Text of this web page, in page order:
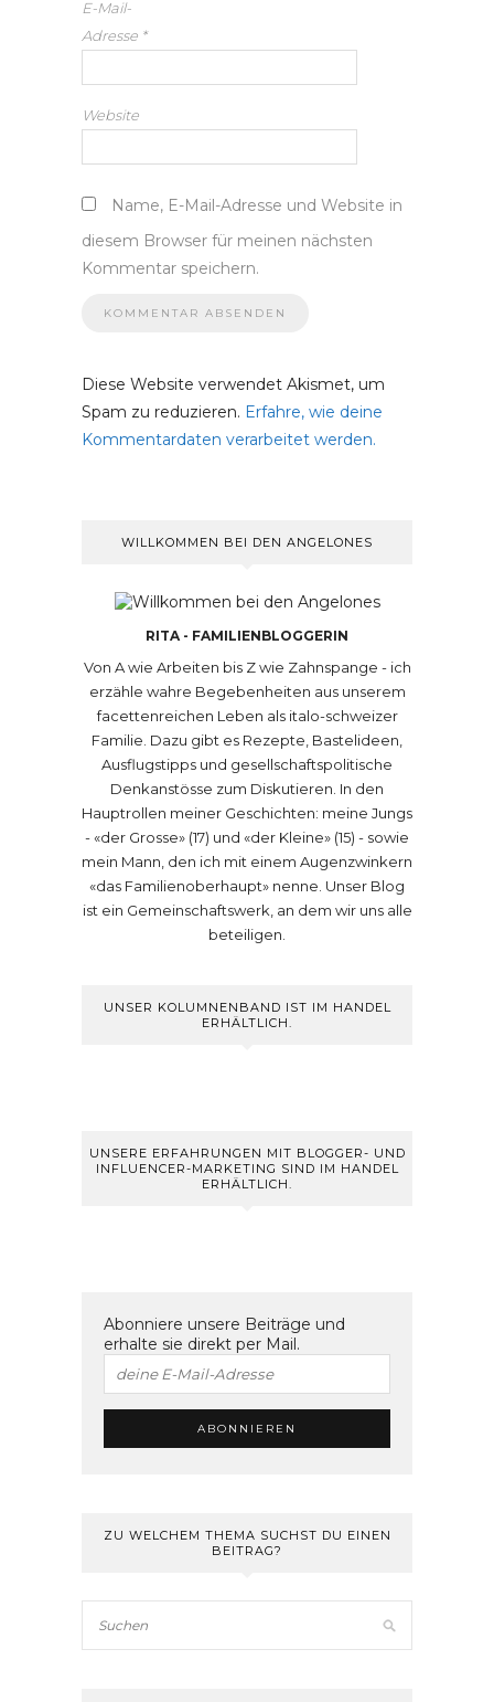
E-Mail-
Adresse *
Website
Name, E-Mail-Adresse und Website in
diesem Browser für meinen nächsten
Kommentar speichern.
Diese Website verwendet Akismet, um
Spam zu reduzieren. Erfahre, wie deine
Kommentardaten verarbeitet werden.
WILLKOMMEN BEI DEN ANGELONES
RITA - FAMILIENBLOGGERIN
Von A wie Arbeiten bis Z wie Zahnspange - ich
erzähle wahre Begebenheiten aus unserem
facettenreichen Leben als italo-schweizer
Familie. Dazu gibt es Rezepte, Bastelideen,
Ausflugstipps und gesellschaftspolitische
Denkanstösse zum Diskutieren. In den
Hauptrollen meiner Geschichten: meine Jungs
- «der Grosse» (17) und «der Kleine» (15) - sowie
mein Mann, den ich mit einem Augenzwinkern
«das Familienoberhaupt» nenne. Unser Blog
ist ein Gemeinschaftswerk, an dem wir uns alle
beteiligen.
UNSER KOLUMNENBAND IST IM HANDEL
ERHÄLTLICH.
UNSERE ERFAHRUNGEN MIT BLOGGER- UND
INFLUENCER-MARKETING SIND IM HANDEL
ERHÄLTLICH.
Abonniere unsere Beiträge und
erhalte sie direkt per Mail.
ZU WELCHEM THEMA SUCHST DU EINEN
BEITRAG?